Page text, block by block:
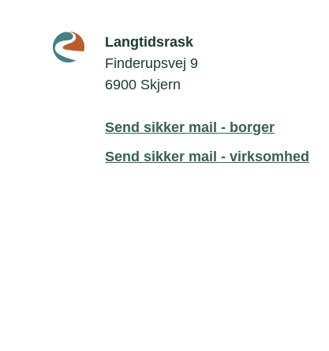
Langtidsrask
Finderupsvej 9
6900 Skjern
Send sikker mail - borger
Send sikker mail - virksomhed